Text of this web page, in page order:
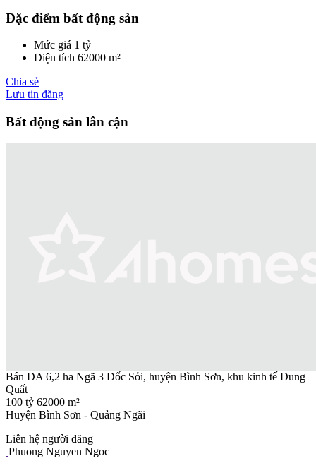
Đặc điểm bất động sản
Mức giá 1 tỷ
Diện tích 62000 m²
Chia sẻ
Lưu tin đăng
Bất động sản lân cận
Bán DA 6,2 ha Ngã 3 Dốc Sỏi, huyện Bình Sơn, khu kinh tế Dung
Quất
100 tỷ 62000 m²
Huyện Bình Sơn - Quảng Ngãi
Liên hệ người đăng
Phuong Nguyen Ngoc